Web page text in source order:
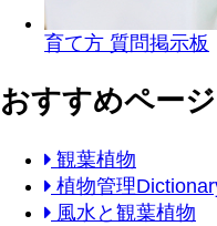
育て方 質問掲示板
おすすめページ
観葉植物
植物管理
風水と観葉植物